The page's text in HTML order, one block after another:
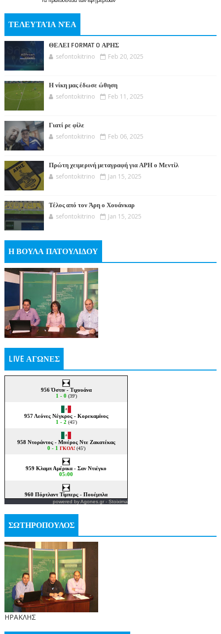
ΤΕΛΕΥΤΑΊΑ ΝΈΑ
ΘΕΛΕΙ FORMAT O ΑΡΗΣ
sefontokitrino Feb 20, 2025
Η νίκη μας έδωσε ώθηση
sefontokitrino Feb 11, 2025
Γιατί ρε φίλε
sefontokitrino Feb 06, 2025
Πρώτη χειμερινή μεταγραφή για ΑΡΗ ο Μεντίλ
sefontokitrino Jan 15, 2025
Τέλος από τον Άρη ο Χουάνκαρ
sefontokitrino Jan 15, 2025
Η ΒΟΥΛΑ ΠΑΤΟΥΛΙΔΟΥ
LIVE ΑΓΩΝΕΣ
powered byAgones.gr- Stoixima
ΣΩΤΗΡΟΠΟΥΛΟΣ
ΗΡΑΚΛΗΣ